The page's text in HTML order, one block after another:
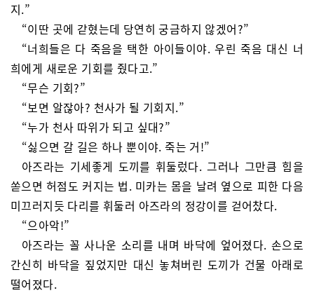
지.”
“이딴 곳에 갇혔는데 당연히 궁금하지 않겠어?”
“너희들은 다 죽음을 택한 아이들이야. 우린 죽음 대신 너
희에게 새로운 기회를 줬다고.”
“무슨 기회?”
“보면 알잖아? 천사가 될 기회지.”
“누가 천사 따위가 되고 싶대?”
“싫으면 갈 길은 하나 뿐이야. 죽는 거!”
아즈라는 기세좋게 도끼를 휘둘렀다. 그러나 그만큼 힘을
쏟으면 허점도 커지는 법. 미카는 몸을 날려 옆으로 피한 다음
미끄러지듯 다리를 휘둘러 아즈라의 정강이를 걷어찼다.
“으아악!”
아즈라는 꼴 사나운 소리를 내며 바닥에 엎어졌다. 손으로
간신히 바닥을 짚었지만 대신 놓쳐버린 도끼가 건물 아래로
떨어졌다.